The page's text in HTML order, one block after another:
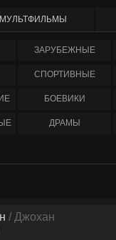
МУЛЬТФИЛЬМЫ
ЗАРУБЕЖНЫЕ
СПОРТИВНЫЕ
БОЕВИКИ
ДРАМЫ
/ Джохан